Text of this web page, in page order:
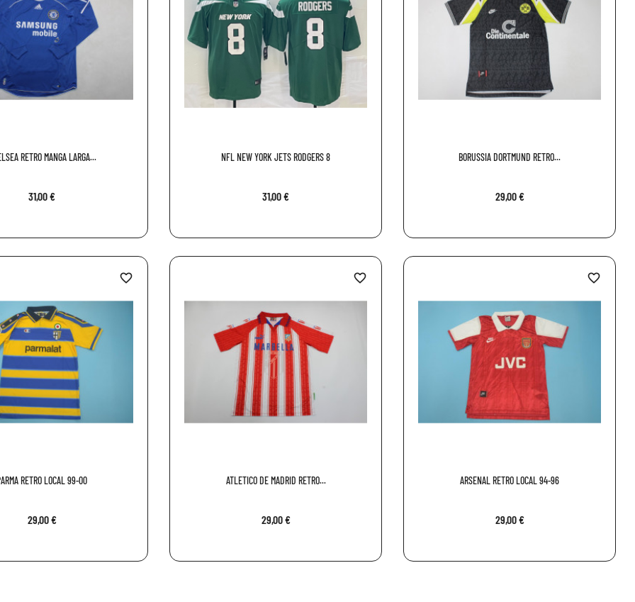
RETRO MANGA LARGA...
31,00 €
NFL NEW YORK JETS RODGERS 8
31,00 €
BORUSSIA DORTMUND RETRO...
29,00 €
RETRO LOCAL 99-00
29,00 €
favorite_border
ATLETICO DE MADRID RETRO...
29,00 €
favorite_border
ARSENAL RETRO LOCAL 94-96
29,00 €
favorite_border